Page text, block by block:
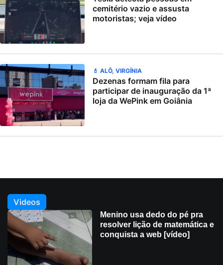
cemitério vazio e assusta
motoristas; veja vídeo
💄 ALÔ, VIRGÍNIA
Dezenas formam fila para
participar de inauguração da 1ª
loja da WePink em Goiânia
Videos
Menino usa dedo do pé pra
resolver lição de matemática e
conquista a web [vídeo]